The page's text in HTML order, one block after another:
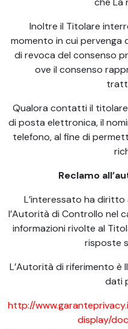
Inoltre il Titolare
momento in cui pervenga
di revoca del consenso
ove il consenso
Qualora contatti il titolare
di posta elettronica, il
telefono, al fine di
Reclamo
L’interessato ha
l’Autorità di Controllo nel
informazioni rivolte al
risposte
L’Autorità di riferimento è
dati
http://
display/